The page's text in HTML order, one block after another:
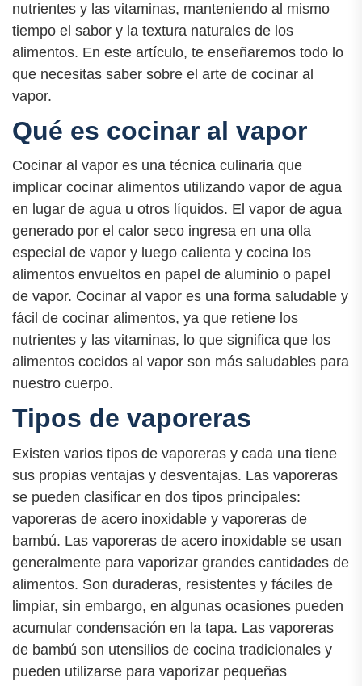
nutrientes y las vitaminas, manteniendo al mismo
tiempo el sabor y la textura naturales de los
alimentos. En este artículo, te enseñaremos todo lo
que necesitas saber sobre el arte de cocinar al
vapor.
Qué es cocinar al vapor
Cocinar al vapor es una técnica culinaria que
implicar cocinar alimentos utilizando vapor de agua
en lugar de agua u otros líquidos. El vapor de agua
generado por el calor seco ingresa en una olla
especial de vapor y luego calienta y cocina los
alimentos envueltos en papel de aluminio o papel
de vapor. Cocinar al vapor es una forma saludable y
fácil de cocinar alimentos, ya que retiene los
nutrientes y las vitaminas, lo que significa que los
alimentos cocidos al vapor son más saludables para
nuestro cuerpo.
Tipos de vaporeras
Existen varios tipos de vaporeras y cada una tiene
sus propias ventajas y desventajas. Las vaporeras
se pueden clasificar en dos tipos principales:
vaporeras de acero inoxidable y vaporeras de
bambú. Las vaporeras de acero inoxidable se usan
generalmente para vaporizar grandes cantidades de
alimentos. Son duraderas, resistentes y fáciles de
limpiar, sin embargo, en algunas ocasiones pueden
acumular condensación en la tapa. Las vaporeras
de bambú son utensilios de cocina tradicionales y
pueden utilizarse para vaporizar pequeñas